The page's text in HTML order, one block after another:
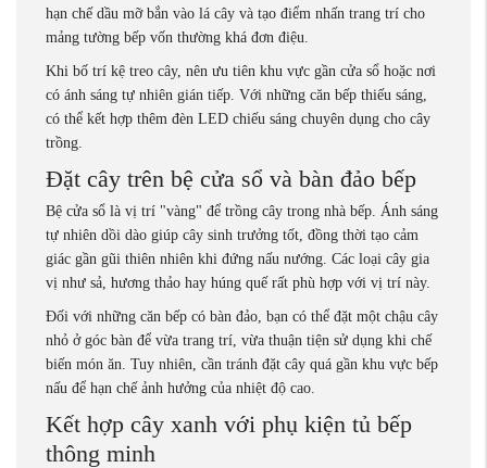
hạn chế dầu mỡ bắn vào lá cây và tạo điểm nhấn trang trí cho
mảng tường bếp vốn thường khá đơn điệu.
Khi bố trí kệ treo cây, nên ưu tiên khu vực gần cửa sổ hoặc nơi
có ánh sáng tự nhiên gián tiếp. Với những căn bếp thiếu sáng,
có thể kết hợp thêm đèn LED chiếu sáng chuyên dụng cho cây
trồng.
Đặt cây trên bệ cửa sổ và bàn đảo bếp
Bệ cửa sổ là vị trí "vàng" để trồng cây trong nhà bếp. Ánh sáng
tự nhiên dồi dào giúp cây sinh trưởng tốt, đồng thời tạo cảm
giác gần gũi thiên nhiên khi đứng nấu nướng. Các loại cây gia
vị như sả, hương thảo hay húng quế rất phù hợp với vị trí này.
Đối với những căn bếp có bàn đảo, bạn có thể đặt một chậu cây
nhỏ ở góc bàn để vừa trang trí, vừa thuận tiện sử dụng khi chế
biến món ăn. Tuy nhiên, cần tránh đặt cây quá gần khu vực bếp
nấu để hạn chế ảnh hưởng của nhiệt độ cao.
Kết hợp cây xanh với phụ kiện tủ bếp
thông minh